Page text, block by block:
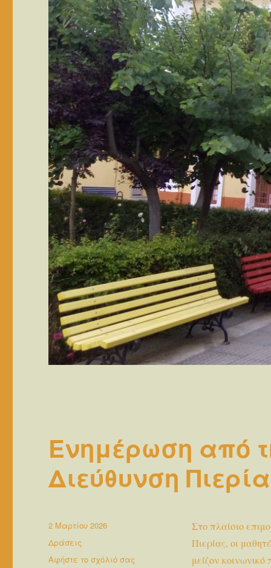
Ενημέρωση από
Διεύθυνση
Στο πλαίσιο
Πιερίας, οι
μείζον
Δημοσιεύτηκε
2 Μαρτίου 2026
Κατηγορίες
Δράσεις
Αφήστε το σχόλιό σας